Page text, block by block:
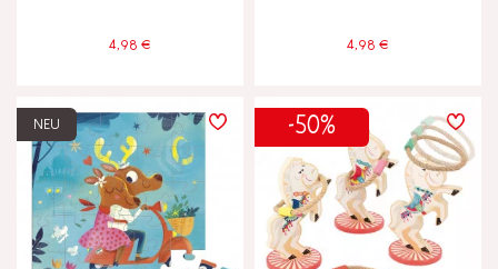
4,98 € 4,98 €
NEU -50%